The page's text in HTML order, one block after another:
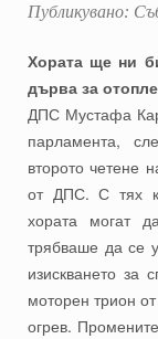
Публикувано:
Хората ще ни
дърва за
ДПС Мустафа
парламента,
второто четене
от ДПС. С тях
хората могат
трябваше да се
изискването за
моторен трион
огрев.